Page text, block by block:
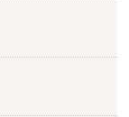
ません。
い。